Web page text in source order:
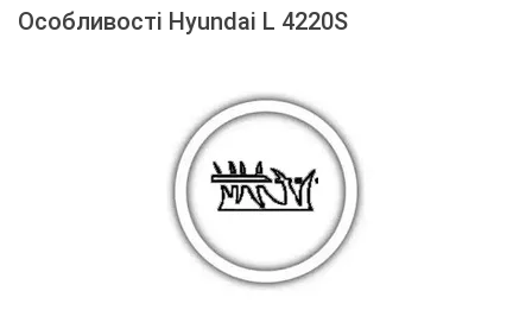
Особливості Hyundai L 4220S